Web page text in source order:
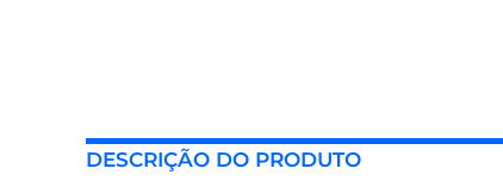
DESCRIÇÃO DO PRODUTO